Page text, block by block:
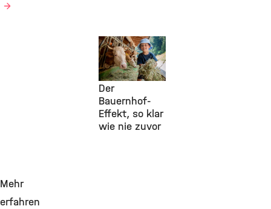
Environmental
Health, IAP,
29. Juli 2026
Der
Bauernhof-
Effekt, so klar
wie nie zuvor
Mehr
erfahren